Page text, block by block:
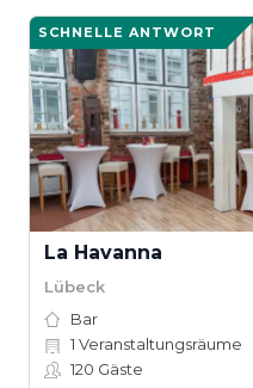
SCHNELLE ANTWORT
La Havanna
Lübeck
Bar
1 Veranstaltungsräume
120 Gäste